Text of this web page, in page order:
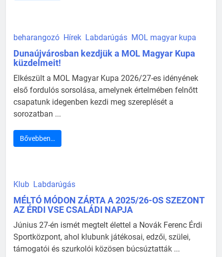
beharangozó Hírek Labdarúgás MOL magyar kupa
Dunaújvárosban kezdjük a MOL Magyar Kupa
küzdelmeit!
Elkészült a MOL Magyar Kupa 2026/27-es idényének
első fordulós sorsolása, amelynek értelmében felnőtt
csapatunk idegenben kezdi meg szereplését a
sorozatban ...
Bővebben…
Klub Labdarúgás
MÉLTÓ MÓDON ZÁRTA A 2025/26-OS SZEZONT
AZ ÉRDI VSE CSALÁDI NAPJA
Június 27-én ismét megtelt élettel a Novák Ferenc Érdi
Sportközpont, ahol klubunk játékosai, edzői, szülei,
támogatói és szurkolói közösen búcsúztatták ...